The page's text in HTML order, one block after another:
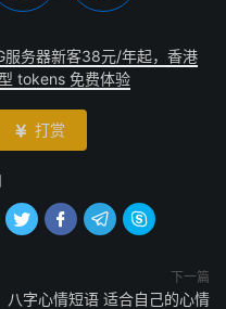
服务器新客38元/年起，香港
tokens 免费体验
 打赏
   
下一篇
八字心情短语 适合自己的心情